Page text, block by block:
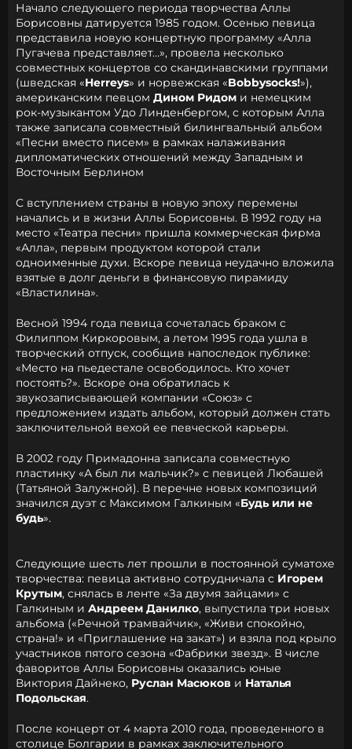
Начало следующего периода творчества Аллы
Борисовны датируется 1985 годом. Осенью певица
представила новую концертную программу «Алла
Пугачева представляет…», провела несколько
совместных концертов со скандинавскими группами
(шведская «Herreys» и норвежская «Bobbysocks!»),
американским певцом Дином Ридом и немецким
рок-музыкантом Удо Линденбергом, с которым Алла
также записала совместный билингвальный альбом
«Песни вместо писем» в рамках налаживания
дипломатических отношений между Западным и
Восточным Берлином
С вступлением страны в новую эпоху перемены
начались и в жизни Аллы Борисовны. В 1992 году на
место «Театра песни» пришла коммерческая фирма
«Алла», первым продуктом которой стали
одноименные духи. Вскоре певица неудачно вложила
взятые в долг деньги в финансовую пирамиду
«Властилина».
Весной 1994 года певица сочеталась браком с
Филиппом Киркоровым, а летом 1995 года ушла в
творческий отпуск, сообщив напоследок публике:
«Место на пьедестале освободилось. Кто хочет
постоять?». Вскоре она обратилась к
звукозаписывающей компании «Союз» с
предложением издать альбом, который должен стать
заключительной вехой ее певческой карьеры.
В 2002 году Примадонна записала совместную
пластинку «А был ли мальчик?» с певицей Любашей
(Татьяной Залужной). В перечне новых композиций
значился дуэт с Максимом Галкиным «Будь или не
будь».
Следующие шесть лет прошли в постоянной суматохе
творчества: певица активно сотрудничала с Игорем
Крутым, снялась в ленте «За двумя зайцами» с
Галкиным и Андреем Данилко, выпустила три новых
альбома («Речной трамвайчик», «Живи спокойно,
страна!» и «Приглашение на закат») и взяла под крыло
участников пятого сезона «Фабрики звезд». В числе
фаворитов Аллы Борисовны оказались юные
Виктория Дайнеко, Руслан Масюков и Наталья
Подольская.
После концерт от 4 марта 2010 года, проведенного в
столице Болгарии в рамках заключительного